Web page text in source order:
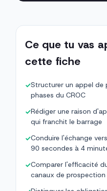
Ce que tu vas
cette fiche
✓Structurer un appel de
phases du CROC
✓Rédiger une raison
qui franchit le barrage
✓Conduire l'échange
90 secondes à 4
✓Comparer l'efficacité
canaux de prospection